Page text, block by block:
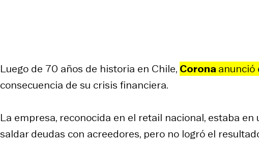
Luego de 70 años de historia en Chile, Coronaanunció
consecuencia de su crisis financiera.
La empresa, reconocida en el retail nacional, estaba
saldar deudas con acreedores, pero no logró el